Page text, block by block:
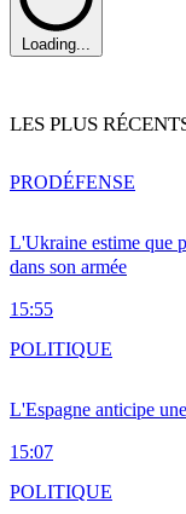
Loading...
LES PLUS
L'Ukraine estime que
dans son armée
15:55
PRODÉFENSE
L'Espagne anticipe
15:07
POLITIQUE
POLITIQUE